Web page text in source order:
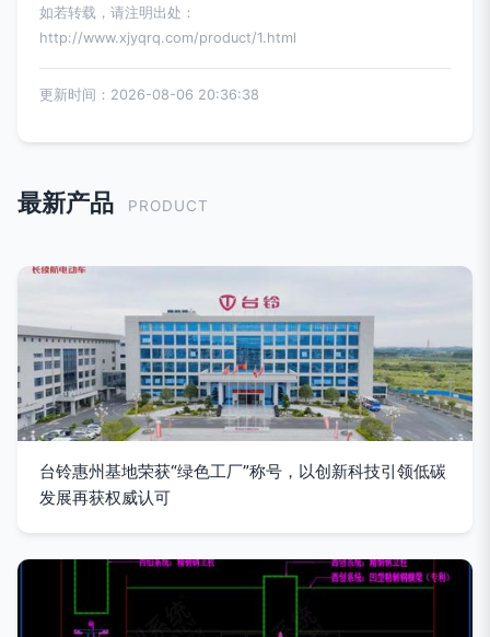
如若转载，请注明出处：
http://www.xjyqrq.com/product/1.html
更新时间：2026-08-06 20:36:38
最新产品 PRODUCT
台铃惠州基地荣获“绿色工厂”称号，以创新科技引领低碳
发展再获权威认可